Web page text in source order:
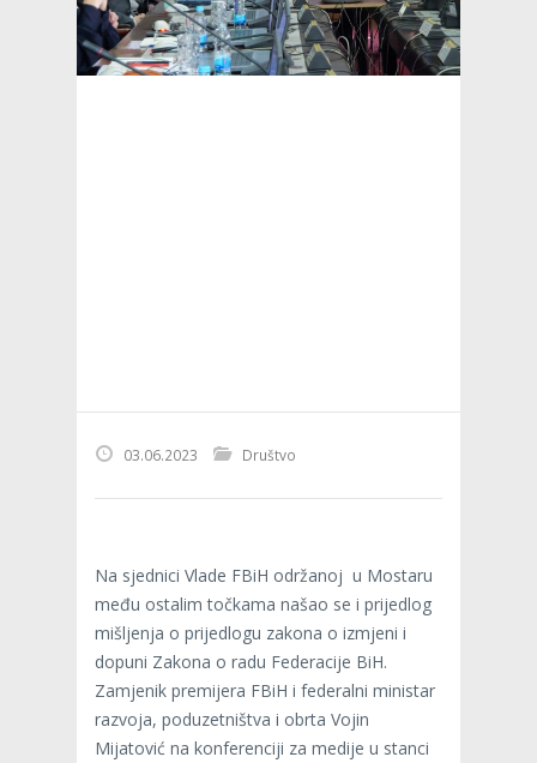
03.06.2023 Društvo
Na sjednici Vlade FBiH održanoj u Mostaru
među ostalim točkama našao se i prijedlog
mišljenja o prijedlogu zakona o izmjeni i
dopuni Zakona o radu Federacije BiH.
Zamjenik premijera FBiH i federalni ministar
razvoja, poduzetništva i obrta Vojin
Mijatović na konferenciji za medije u stanci